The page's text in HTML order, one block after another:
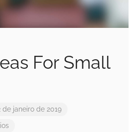
For Small
de janeiro de 2019